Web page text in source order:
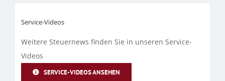
Service-Videos
Weitere Steuernews finden Sie in unseren Service-
Videos
SERVICE-VIDEOS ANSEHEN